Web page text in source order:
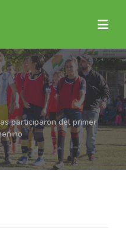
participaron del primer